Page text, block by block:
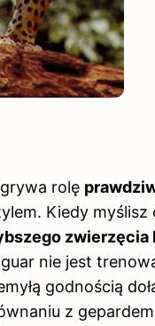
rolę
Kiedy
zwierzęcia
nie jest
godnością
z